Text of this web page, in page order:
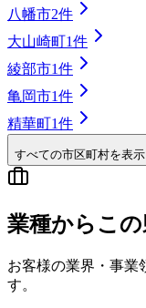
八幡市2件
大山崎町1件
綾部市1件
亀岡市1件
精華町1件
すべての市区町村を表示
業種からこ
お客様の業界・事業
す。